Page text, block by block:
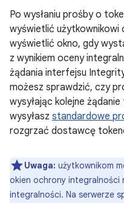
Po wysłaniu prośby o
wyświetlić użytkownikowi
wyświetlić okno, gdy
z wynikiem oceny
żądania interfejsu
możesz sprawdzić, czy
wysyłając kolejne
wysyłasz standardowe
rozgrzać dostawcę
Uwaga: użytkownikom
okien ochrony integralności
integralności. Na serwerze